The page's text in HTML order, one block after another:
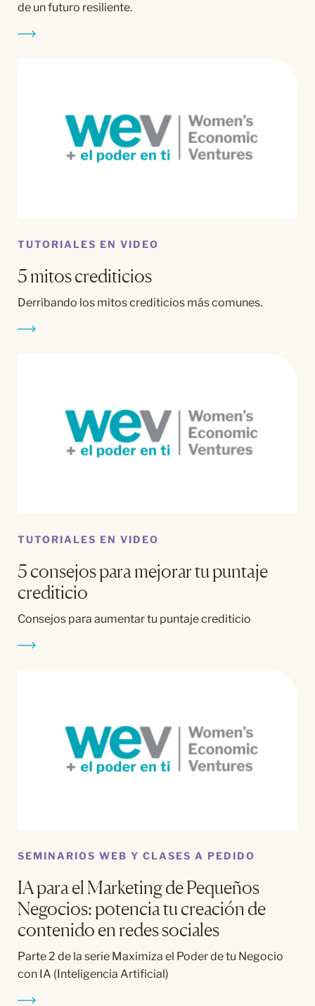
de un futuro resiliente.
TUTORIALES EN VIDEO
5 mitos crediticios
Derribando los mitos crediticios más comunes.
TUTORIALES EN VIDEO
5 consejos para mejorar tu puntaje
crediticio
Consejos para aumentar tu puntaje crediticio
SEMINARIOS WEB Y CLASES A PEDIDO
IA para el Marketing de Pequeños
Negocios: potencia tu creación de
contenido en redes sociales
Parte 2 de la serie Maximiza el Poder de tu Negocio
con IA (Inteligencia Artificial)